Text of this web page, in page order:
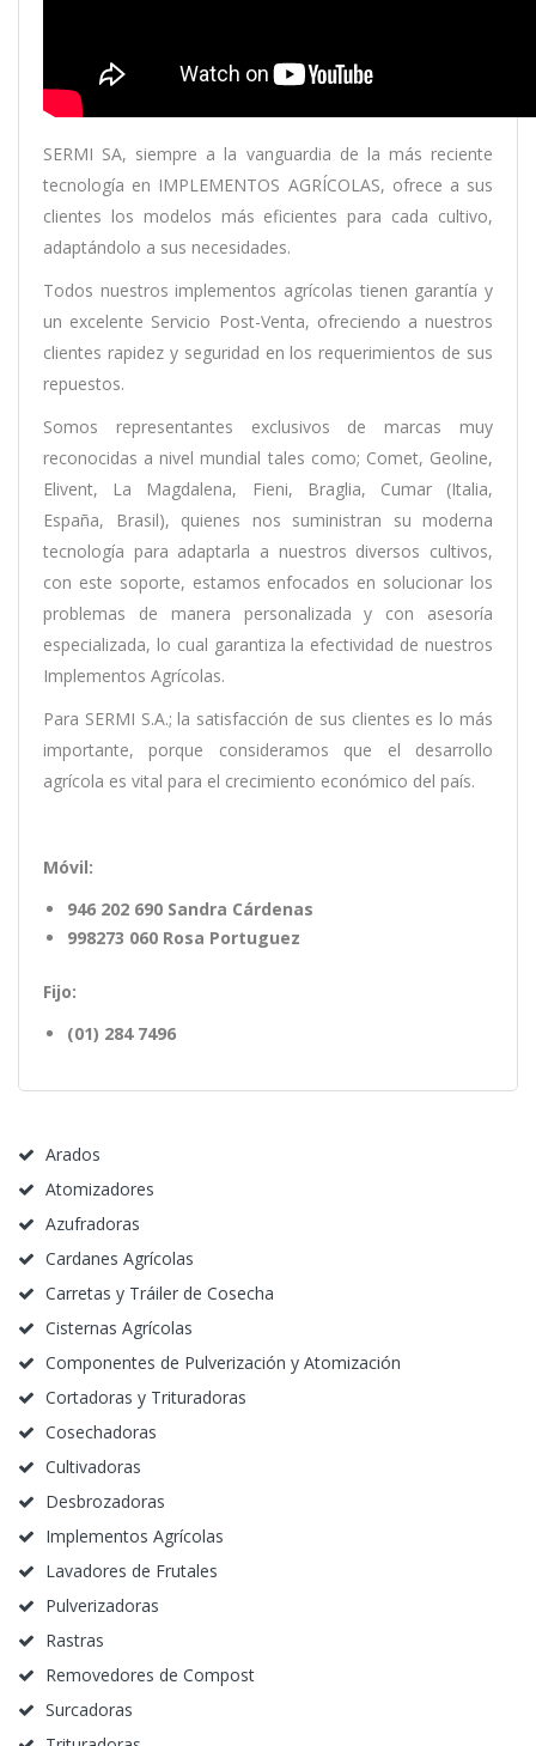
SERMI SA, siempre a la vanguardia de la más reciente
tecnología en IMPLEMENTOS AGRÍCOLAS, ofrece a sus
clientes los modelos más eficientes para cada cultivo,
adaptándolo a sus necesidades.
Todos nuestros implementos agrícolas tienen garantía y
un excelente Servicio Post-Venta, ofreciendo a nuestros
clientes rapidez y seguridad en los requerimientos de sus
repuestos.
Somos representantes exclusivos de marcas muy
reconocidas a nivel mundial tales como; Comet, Geoline,
Elivent, La Magdalena, Fieni, Braglia, Cumar (Italia,
España, Brasil), quienes nos suministran su moderna
tecnología para adaptarla a nuestros diversos cultivos,
con este soporte, estamos enfocados en solucionar los
problemas de manera personalizada y con asesoría
especializada, lo cual garantiza la efectividad de nuestros
Implementos Agrícolas.
Para SERMI S.A.; la satisfacción de sus clientes es lo más
importante, porque consideramos que el desarrollo
agrícola es vital para el crecimiento económico del país.
Móvil:
946 202 690 Sandra Cárdenas
998273 060 Rosa Portuguez
Fijo:
(01) 284 7496
Arados
Atomizadores
Azufradoras
Cardanes Agrícolas
Carretas y Tráiler de Cosecha
Cisternas Agrícolas
Componentes de Pulverización y Atomización
Cortadoras y Trituradoras
Cosechadoras
Cultivadoras
Desbrozadoras
Implementos Agrícolas
Lavadores de Frutales
Pulverizadoras
Rastras
Removedores de Compost
Surcadoras